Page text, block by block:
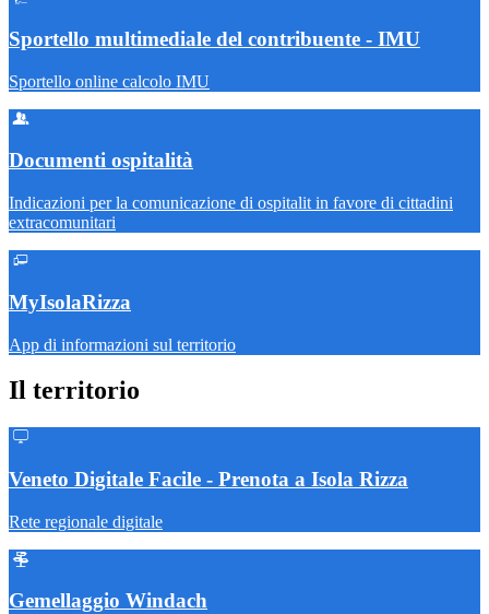
Sportello multimediale del contribuente - IMU
Sportello online calcolo IMU
Documenti ospitalità
Indicazioni per la comunicazione di ospitalit in favore di cittadini
extracomunitari
MyIsolaRizza
App di informazioni sul territorio
Il territorio
Veneto Digitale Facile - Prenota a Isola Rizza
Rete regionale digitale
Gemellaggio Windach